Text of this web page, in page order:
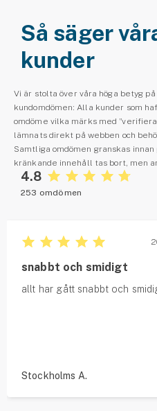
Så säger
kunder
Vi är stolta över våra höga betyg
kundomdömen: Alla kunder som
omdöme vilka märks med
lämnats direkt på webben och
Samtliga omdömen granskas
kränkande innehåll tas bort, men
4.8
253 omdömen
snabbt och smidigt
allt har gått snabbt och
Stockholms A.